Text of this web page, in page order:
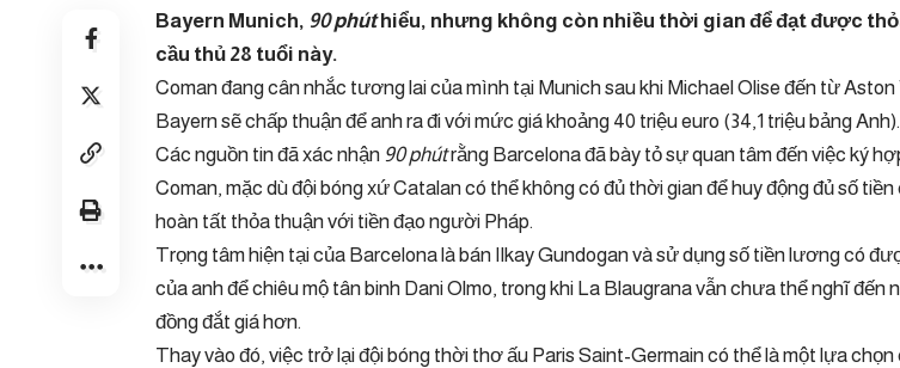
Bayern Munich, 90 phúthiểu, nhưng không còn nhiều thời gian để đạt được
cầu thủ 28 tuổi này.
Coman đang cân nhắc tương lai của mình tại Munich sau khi Michael Olise đến từ Aston
Bayern sẽ chấp thuận để anh ra đi với mức giá khoảng 40 triệu euro (34,1 triệu bảng Anh).
Các nguồn tin đã xác nhận 90 phútrằng Barcelona đã bày tỏ sự quan tâm đến việc ký
Coman, mặc dù đội bóng xứ Catalan có thể không có đủ thời gian để huy động đủ số
hoàn tất thỏa thuận với tiền đạo người Pháp.
Trọng tâm hiện tại của Barcelona là bán Ilkay Gundogan và sử dụng số tiền lương có
của anh để chiêu mộ tân binh Dani Olmo, trong khi La Blaugrana vẫn chưa thể nghĩ đến
đồng đắt giá hơn.
Thay vào đó, việc trở lại đội bóng thời thơ ấu Paris Saint-Germain có thể là một lựa chọn